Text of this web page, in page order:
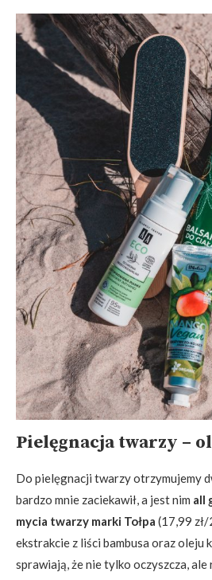
Pielęgnacja twarzy –
Do pielęgnacji twarzy otrzymujemy
bardzo mnie zaciekawił, a jest nim all
mycia twarzy marki Tołpa (17,99
ekstrakcie z liści bambusa oraz oleju
sprawiają, że nie tylko oczyszcza,